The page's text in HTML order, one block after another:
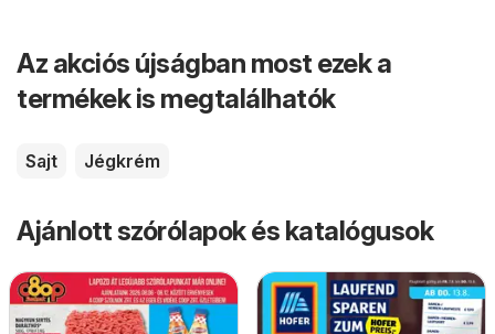
Az akciós újságban most ezek a
termékek is megtalálhatók
Sajt Jégkrém
Ajánlott szórólapok és katalógusok